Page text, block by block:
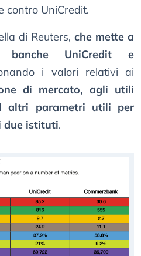
contro UniCredit.
di Reuters, che mette a
UniCredit e
i valori relativi ai
di mercato, agli utili
altri parametri utili per
due istituti.